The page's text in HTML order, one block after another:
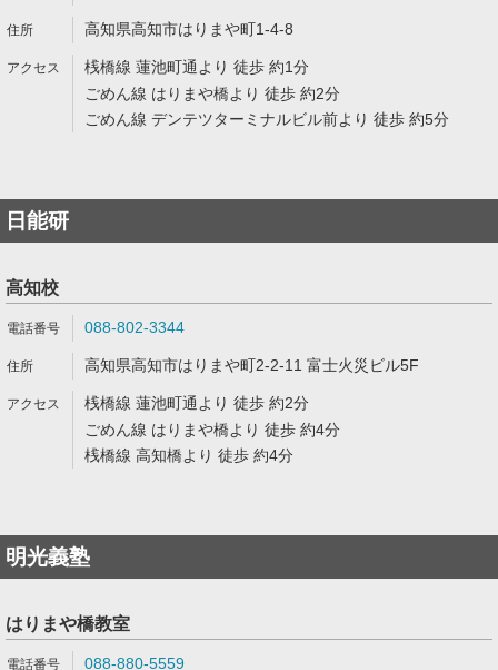
高知県高知市はりまや町1-4-8
桟橋線 蓮池町通より 徒歩 約1分
ごめん線 はりまや橋より 徒歩 約2分
ごめん線 デンテツターミナルビル前より 徒歩 約5分
日能研
高知校
088-802-3344
高知県高知市はりまや町2-2-11 富士火災ビル5F
桟橋線 蓮池町通より 徒歩 約2分
ごめん線 はりまや橋より 徒歩 約4分
桟橋線 高知橋より 徒歩 約4分
明光義塾
はりまや橋教室
088-880-5559